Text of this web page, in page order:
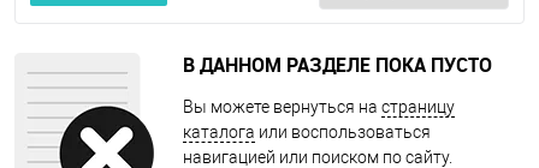
В ДАННОМ РАЗДЕЛЕ ПОКА ПУСТО
Вы можете вернуться на страницу
каталога или воспользоваться
навигацией или поиском по сайту.